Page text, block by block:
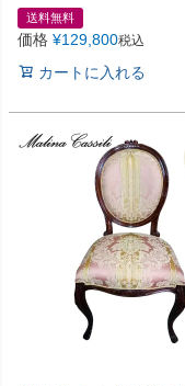
送料無料
価格 ¥129,800税込
カートに入れる